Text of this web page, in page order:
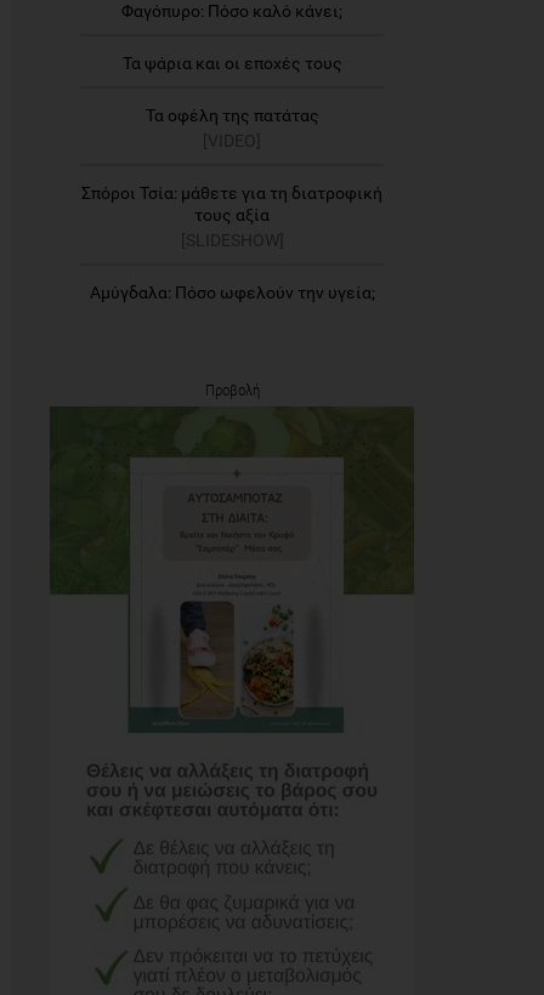
Φαγόπυρο: Πόσο καλό κάνει;
Τα ψάρια και οι εποχές τους
Τα οφέλη της πατάτας
[VIDEO]
Σπόροι Τσία: μάθετε για τη διατροφική
τους αξία
[SLIDESHOW]
Αμύγδαλα: Πόσο ωφελούν την υγεία;
Προβολή